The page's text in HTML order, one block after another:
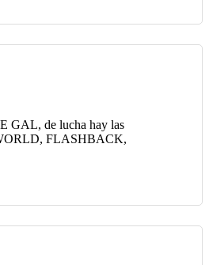
GAL, de lucha hay las
FLASHBACK,